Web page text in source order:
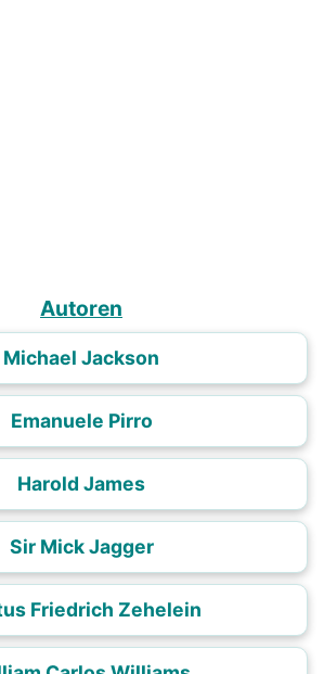
Autoren
Michael Jackson
Emanuele Pirro
Harold James
Sir Mick Jagger
Friedrich Zehelein